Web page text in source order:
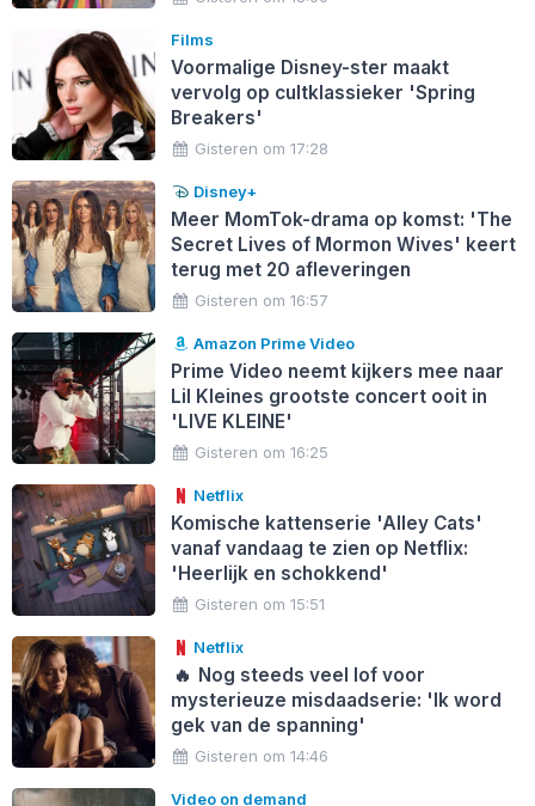
Films
Voormalige Disney-ster maakt
vervolg op cultklassieker 'Spring
Breakers'
Gisteren om 17:28
Disney+
Meer MomTok-drama op komst: 'The
Secret Lives of Mormon Wives' keert
terug met 20 afleveringen
Gisteren om 16:57
Amazon Prime Video
Prime Video neemt kijkers mee naar
Lil Kleines grootste concert ooit in
'LIVE KLEINE'
Gisteren om 16:25
Netflix
Komische kattenserie 'Alley Cats'
vanaf vandaag te zien op Netflix:
'Heerlijk en schokkend'
Gisteren om 15:51
Netflix
🔥 Nog steeds veel lof voor
mysterieuze misdaadserie: 'Ik word
gek van de spanning'
Gisteren om 14:46
Video on demand